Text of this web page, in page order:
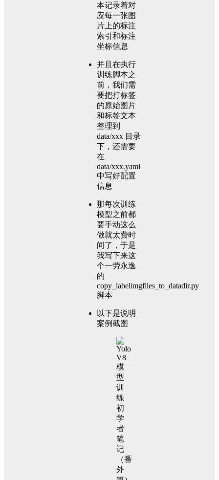
本记录着对
应每一张图
片上的标注
索引和标注
坐标信息
并且在执行
训练脚本之
前，我们需
要把打标签
的原始图片
和标签文本
整理到
data/xxx 目录
下，还需要
在
data/xxx.yaml
中写好配置
信息
那每次训练
模型之前都
要手动这么
做就太费时
间了，于是
我写下来这
个一劳永逸
的
copy_labelimgfiles_to_datadir.py
脚本
以下是说明
案例截图